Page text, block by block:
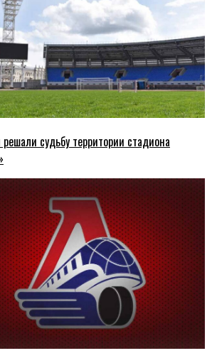
судьбу территории стадиона